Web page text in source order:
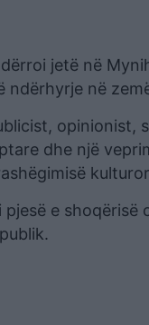
jetë në
ndërhyrje në
opinionist,
dhe një
pjesë e shoqërisë